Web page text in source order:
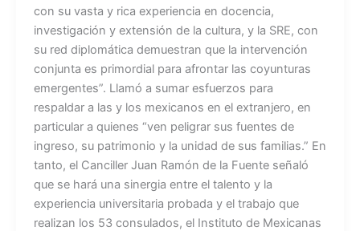
con su vasta y rica experiencia en docencia,
investigación y extensión de la cultura, y la SRE, con
su red diplomática demuestran que la intervención
conjunta es primordial para afrontar las coyunturas
emergentes”. Llamó a sumar esfuerzos para
respaldar a las y los mexicanos en el extranjero, en
particular a quienes “ven peligrar sus fuentes de
ingreso, su patrimonio y la unidad de sus familias.” En
tanto, el Canciller Juan Ramón de la Fuente señaló
que se hará una sinergia entre el talento y la
experiencia universitaria probada y el trabajo que
realizan los 53 consulados, el Instituto de Mexicanas